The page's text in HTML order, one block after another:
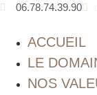
06.78.74.39.90
ACCUEIL
LE
NOS